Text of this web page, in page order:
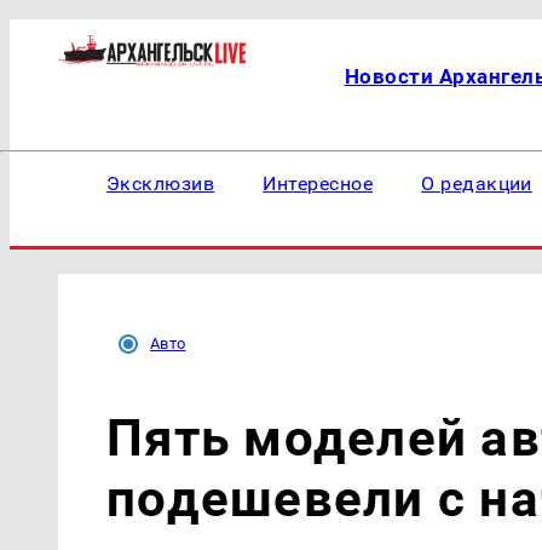
Новости
Эксклюзив Интересное О редакции
Авто
Пять моделей
подешевели с